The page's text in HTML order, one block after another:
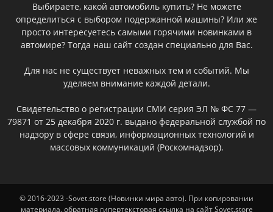
Выбираете, какой автомобиль купить? Не можете
определиться с выбором подержанной машины? Или же
просто интересуетесь самыми горячими новинками в
автомире? Тогда наш сайт создан специально для Вас.
Для нас не существует неважных тем и событий. Мы
уделяем внимание каждой детали.
Свидетельство о регистрации СМИ серия ЭЛ № ФС 77 —
79871 от 25 декабря 2020 г. выдано федеральной службой по
надзору в сфере связи, информационных технологий и
массовых коммуникаций (Роскомнадзор).
© 2016-2023 -Sovet.store (Новинки мира авто). При копировании
материала, обратная гипертекстовая ссылка на сайт Sovet.store